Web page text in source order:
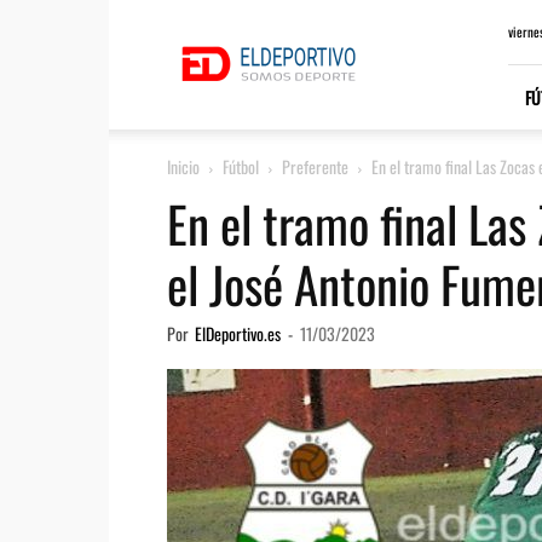
Inicio Fútbol Preferente En el tramo final Las
En el tramo final
el José Antonio
Por ElDeportivo.es - 11/03/2023